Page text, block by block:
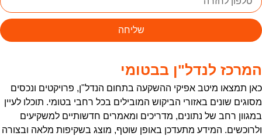
שליחה
לנדל"ן בבטומי
תמצאו מיטב אפיקי ההשקעה בתחום הנדל"ן, פרויקטים ונכסים
שונים באזורי הביקוש המובילים בכל רחבי בטומי. תוכלו לעיין
רחב של נתונים, מדריכים ומאמרים חדשותיים למשקיעים
המידע מתעדכן באופן שוטף, מוצג בשקיפות מלאה ובצורה